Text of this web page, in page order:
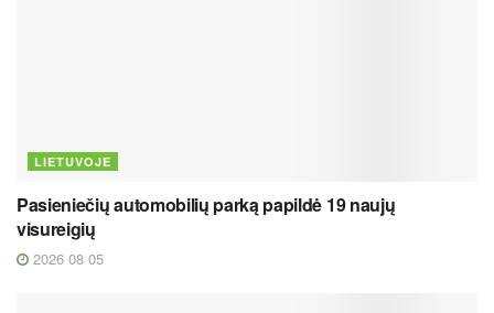
LIETUVOJE
Pasieniečių automobilių parką papildė 19 naujų
visureigių
2026 08 05